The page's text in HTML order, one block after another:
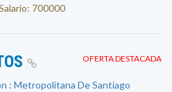
700000
OFERTA DESTACADA
: Metropolitana De Santiago